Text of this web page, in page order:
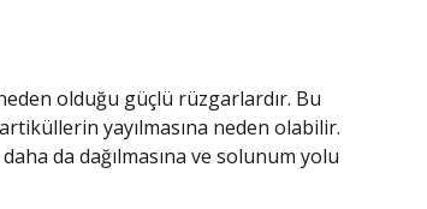
olduğu güçlü rüzgarlardır. Bu
yayılmasına neden olabilir.
da dağılmasına ve solunum yolu